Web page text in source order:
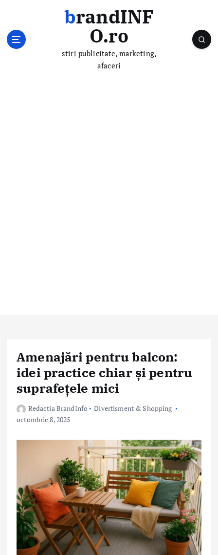
brandINF
O.ro
stiri publicitate, marketing,
afaceri
Amenajări pentru balcon:
idei practice chiar și pentru
suprafețele mici
Redactia BrandInfo
Divertisment & Shopping
octombrie 8, 2025